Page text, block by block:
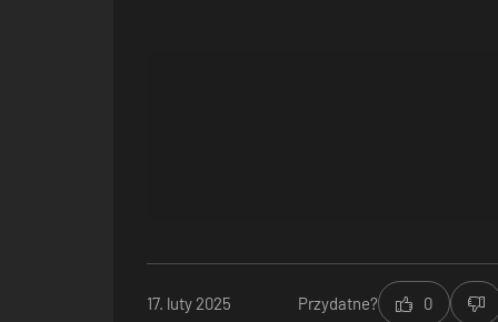
siebie przed przejściem do walki taktycznej.
17. luty 2025 Przydatne? 0